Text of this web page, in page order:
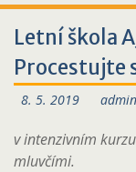
Letní škola
Procestujte
8. 5. 2019 admin
v intenzivním
mluvčími.